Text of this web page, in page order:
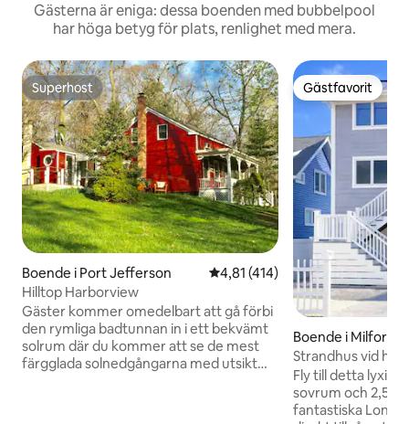
Gästerna är eniga: dessa boenden med bubbelpool
har höga betyg för plats, renlighet med mera.
Superhost
Superhost
Boende i Port Jefferson 4,81 av 5 i genomsnittligt
4,81 (414)
Hilltop Harborview
Gäster kommer omedelbart att gå förbi
den rymliga badtunnan in i ett bekvämt
solrum där du kommer att se de mest
färgglada solnedgångarna med utsikt
Gästfavorit
Gästfavorit
Boende i Milford
Strandhus vid
bubbelpool
Fly till detta
sovrum och 2,5
fantastiska Long